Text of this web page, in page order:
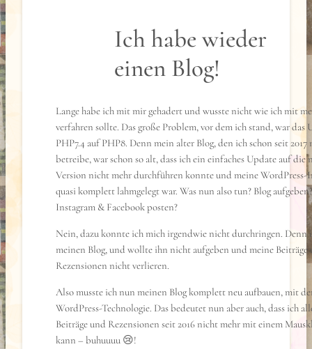
Ich habe wieder
einen Blog!
Lange habe ich mit mir gehadert und wusste nicht wie ich mit
verfahren sollte. Das große Problem, vor dem ich stand, war das
PHP7.4 auf PHP8. Denn mein alter Blog, den ich schon seit 2017
betreibe, war schon so alt, dass ich ein einfaches Update auf die
Version nicht mehr durchführen konnte und meine
quasi komplett lahmgelegt war. Was nun also tun? Blog
Instagram & Facebook posten?
Nein, dazu konnte ich mich irgendwie nicht durchringen. Denn
meinen Blog, und wollte ihn nicht aufgeben und meine Beiträge
Rezensionen nicht verlieren.
Also musste ich nun meinen Blog komplett neu aufbauen, mit
WordPress-Technologie. Das bedeutet nun aber auch, dass ich
Beiträge und Rezensionen seit 2016 nicht mehr mit einem
kann – buhuuuu 😢!